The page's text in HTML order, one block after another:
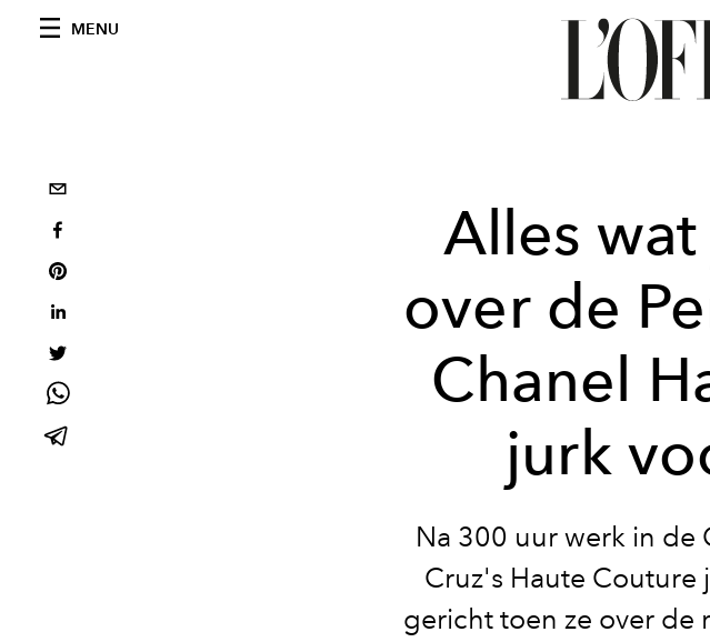
MENU
Alles
over de
Chanel
jurk
Na 300 uur werk in de
Cruz's Haute Couture
gericht toen ze over de